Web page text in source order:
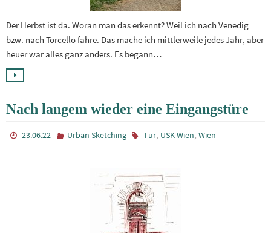
Der Herbst ist da. Woran man das erkennt? Weil ich nach Venedig
bzw. nach Torcello fahre. Das mache ich mittlerweile jedes Jahr, aber
heuer war alles ganz anders. Es begann…
Nach langem wieder eine Eingangstüre
23.06.22 Urban Sketching Tür, USK Wien, Wien